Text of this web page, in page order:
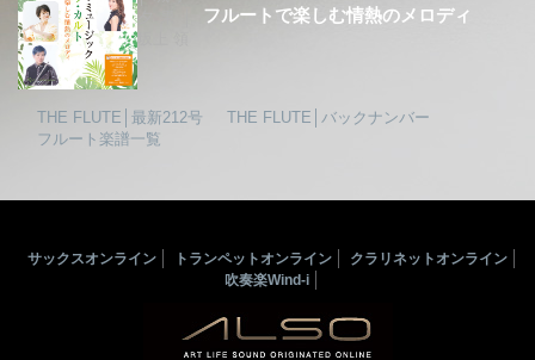
フルートで楽しむ情熱のメロディ
THE FLUTE│最新212号
THE FLUTE│バックナンバー
フルート楽譜一覧
サックスオンライン トランペットオンライン
クラリネットオンライン
吹奏楽Wind-i